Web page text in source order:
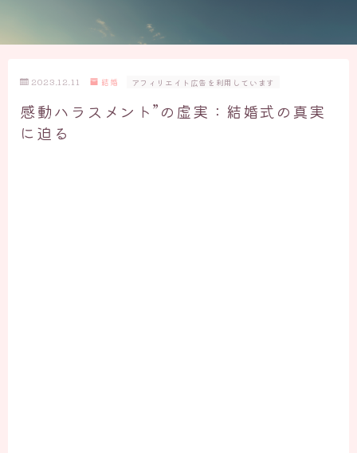
2023.12.11 結婚 アフィリエイト広告を利用しています
感動ハラスメント”の虚実：結婚式の真実
に迫る